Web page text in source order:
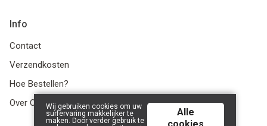
Info
Contact
Verzendkosten
Hoe Bestellen?
Over Ons
Wij gebruiken cookies om uw
surfervaring makkelijker te
maken. Door verder gebruik te
Alle